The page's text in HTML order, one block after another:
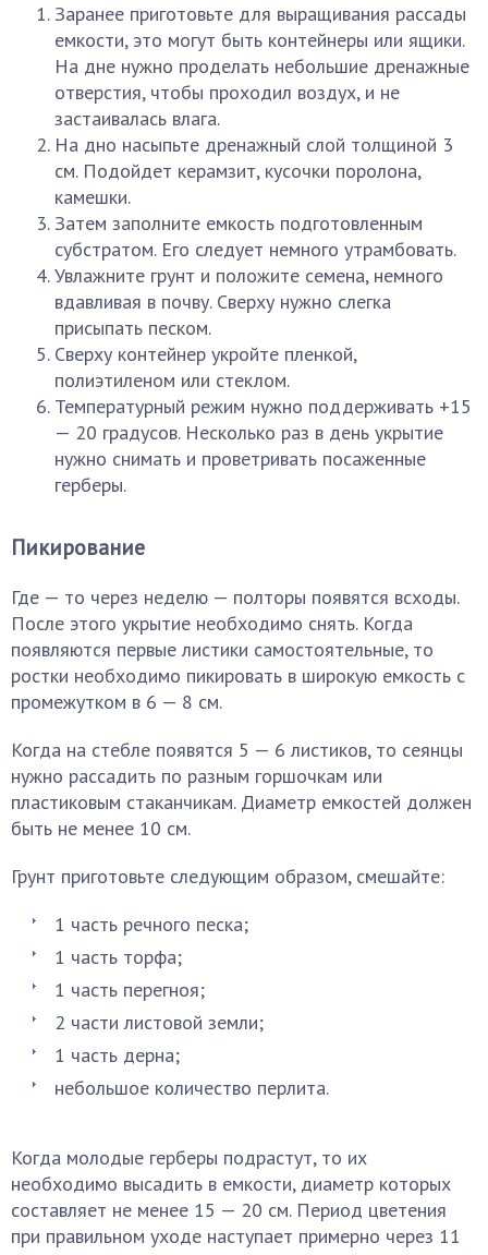
Заранее приготовьте для выращивания рассады
емкости, это могут быть контейнеры или ящики.
На дне нужно проделать небольшие дренажные
отверстия, чтобы проходил воздух, и не
застаивалась влага.
На дно насыпьте дренажный слой толщиной 3
см. Подойдет керамзит, кусочки поролона,
камешки.
Затем заполните емкость подготовленным
субстратом. Его следует немного утрамбовать.
Увлажните грунт и положите семена, немного
вдавливая в почву. Сверху нужно слегка
присыпать песком.
Сверху контейнер укройте пленкой,
полиэтиленом или стеклом.
Температурный режим нужно поддерживать +15
— 20 градусов. Несколько раз в день укрытие
нужно снимать и проветривать посаженные
герберы.
Пикирование
Где — то через неделю — полторы появятся всходы.
После этого укрытие необходимо снять. Когда
появляются первые листики самостоятельные, то
ростки необходимо пикировать в широкую емкость с
промежутком в 6 — 8 см.
Когда на стебле появятся 5 — 6 листиков, то сеянцы
нужно рассадить по разным горшочкам или
пластиковым стаканчикам. Диаметр емкостей должен
быть не менее 10 см.
Грунт приготовьте следующим образом, смешайте:
1 часть речного песка;
1 часть торфа;
1 часть перегноя;
2 части листовой земли;
1 часть дерна;
небольшое количество перлита.
Когда молодые герберы подрастут, то их
необходимо высадить в емкости, диаметр которых
составляет не менее 15 — 20 см. Период цветения
при правильном уходе наступает примерно через 11